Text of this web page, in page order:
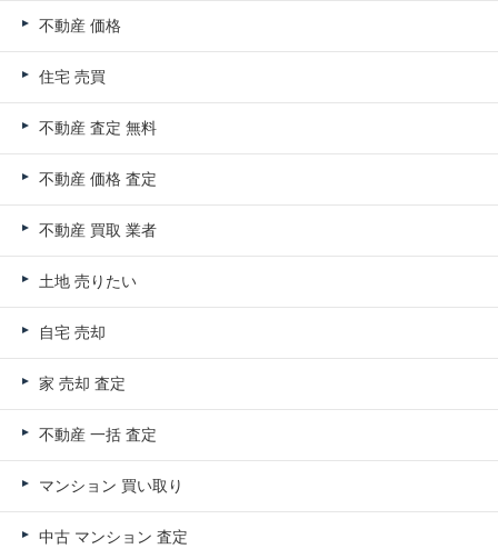
不動産 価格
住宅 売買
不動産 査定 無料
不動産 価格 査定
不動産 買取 業者
土地 売りたい
自宅 売却
家 売却 査定
不動産 一括 査定
マンション 買い取り
中古 マンション 査定